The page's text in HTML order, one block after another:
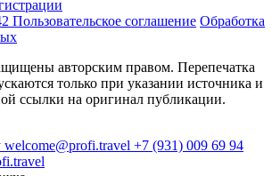
Пользовательское соглашение Обработка
авторским правом. Перепечатка
только при указании источника и
ссылки на оригинал публикации.
welcome@profi.travel +7 (931) 009 69 94